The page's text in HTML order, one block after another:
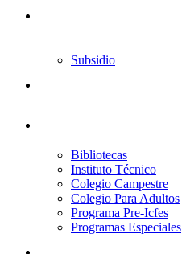
Subsidio
Bibliotecas
Instituto Técnico
Colegio Campestre
Colegio Para Adultos
Programa Pre-Icfes
Programas Especiales